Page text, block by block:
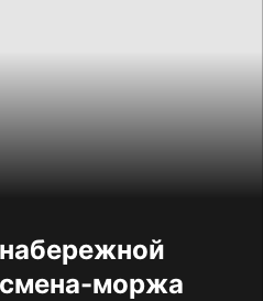
моржа